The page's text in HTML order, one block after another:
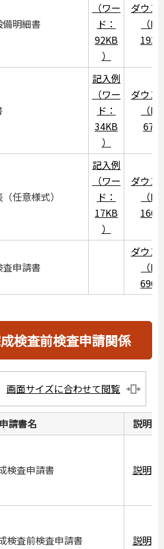
明細書
（ワー
ド：
92KB
）
ダウン
（
記入例
（ワー
ド：
34KB
）
ダウン
（
任意様式）
記入例
（ワー
ド：
17KB
）
ダウン
（
申請書
ダウン
（
検査前検査申請関係
画面サイズに合わせて閲覧
申請書名 説明
検査申請書 説明
検査前検査申請書 説明